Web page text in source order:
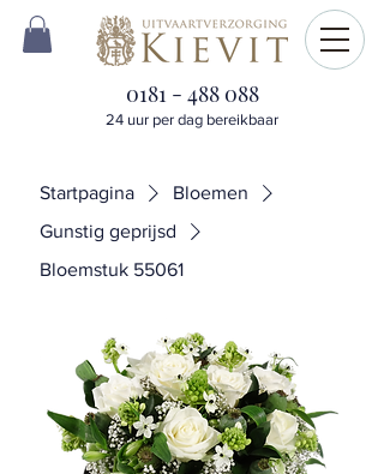
0181 - 488 088
24 uur per dag bereikbaar
Startpagina
Bloemen
Gunstig geprijsd
Bloemstuk 55061